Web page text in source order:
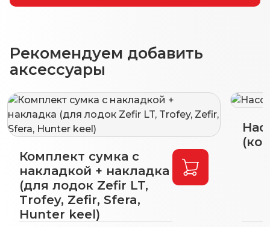
Рекомендуем добавить
аксессуары
Комплект сумка с
накладкой + накладка
(для лодок Zefir LT,
Trofey, Zefir, Sfera,
Hunter keel)